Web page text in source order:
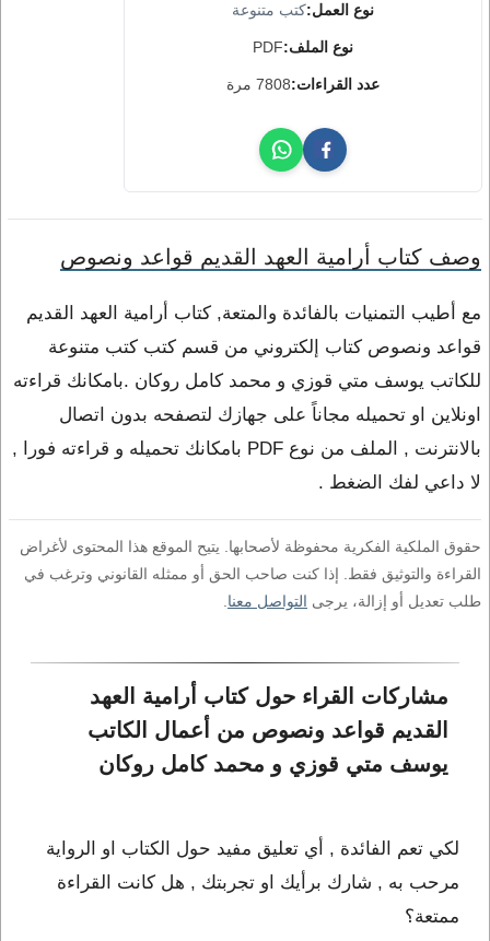
نوع العمل:كتب متنوعة
نوع الملف:PDF
عدد القراءات:7808 مرة
وصف كتاب أرامية العهد القديم قواعد ونصوص
مع أطيب التمنيات بالفائدة والمتعة, كتاب أرامية العهد القديم
قواعد ونصوص كتاب إلكتروني من قسم كتب كتب متنوعة
للكاتب يوسف متي قوزي و محمد كامل روكان .بامكانك قراءته
اونلاين او تحميله مجاناً على جهازك لتصفحه بدون اتصال
بالانترنت , الملف من نوع PDF بامكانك تحميله و قراءته فورا ,
لا داعي لفك الضغط .
حقوق الملكية الفكرية محفوظة لأصحابها. يتيح الموقع هذا المحتوى لأغراض
القراءة والتوثيق فقط. إذا كنت صاحب الحق أو ممثله القانوني وترغب في
طلب تعديل أو إزالة، يرجى التواصل معنا
مشاركات القراء حول كتاب أرامية العهد
القديم قواعد ونصوص من أعمال الكاتب
يوسف متي قوزي و محمد كامل روكان
لكي تعم الفائدة , أي تعليق مفيد حول الكتاب او الرواية
مرحب به , شارك برأيك او تجربتك , هل كانت القراءة
ممتعة؟